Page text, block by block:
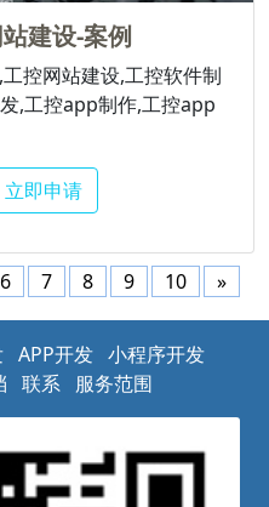
建设-案例
控网站建设,工控软件制
,工控app制作,工控app
立即申请
6 7 8 9 10 »
APP开发 小程序开发
联系 服务范围